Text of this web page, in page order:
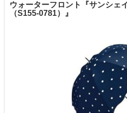
ウォーターフロント『サンシェ
（S155-0781）』